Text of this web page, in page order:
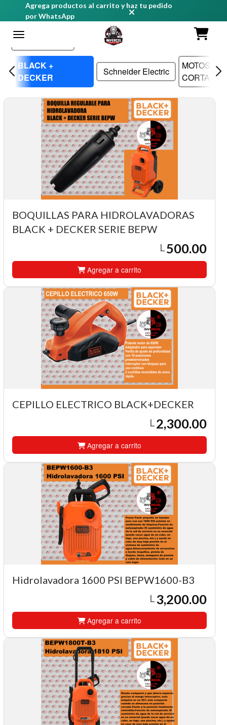
Agrega productos al carrito y haz tu pedido
por WhatsApp
Ordenar
BLACK +
DECKER
Schneider Electric
BOQUILLAS PARA HIDROLAVADORAS
BLACK + DECKER SERIE BEPW
L500.00
Agregar a carrito
CEPILLO ELECTRICO BLACK+DECKER
L2,300.00
Agregar a carrito
Hidrolavadora 1600 PSI BEPW1600-B3
L3,200.00
Agregar a carrito